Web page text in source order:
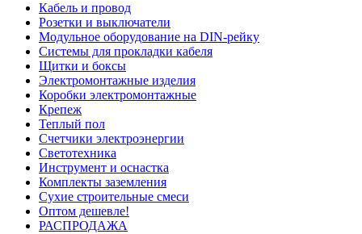
Кабель и провод
Розетки и выключатели
Модульное оборудование на DIN-рейку
Системы для прокладки кабеля
Щитки и боксы
Электромонтажные изделия
Коробки электромонтажные
Крепеж
Теплый пол
Счетчики электроэнергии
Светотехника
Инструмент и оснастка
Комплекты заземления
Сухие строительные смеси
Оптом дешевле!
РАСПРОДАЖА